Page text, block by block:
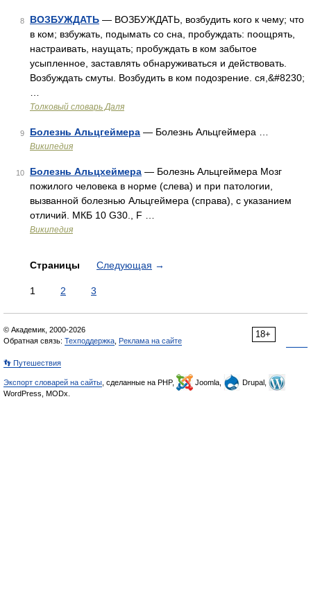
8 ВОЗБУЖДАТЬ — ВОЗБУЖДАТЬ, возбудить кого к чему; что
в ком; взбужать, подымать со сна, пробуждать: поощрять,
настраивать, наущать; пробуждать в ком забытое
усыпленное, заставлять обнаруживаться и действовать.
Возбуждать смуты. Возбудить в ком подозрение. ся,&#8230;
Толковый словарь Даля
9 Болезнь Альцгеймера — Болезнь Альцгеймера …
Википедия
10 Болезнь Альцхеймера — Болезнь Альцгеймера Мозг
пожилого человека в норме (слева) и при патологии,
вызванной болезнью Альцгеймера (справа), с указанием
отличий. МКБ 10 G30., F …
Википедия
Страницы Следующая →
1 2 3
18+
© Академик, 2000-2026
Обратная связь: Техподдержка Реклама на сайте
👣 Путешествия
Экспорт словарей на сайты , сделанные на PHP, Joomla,
Drupal,
WordPress, MODx.